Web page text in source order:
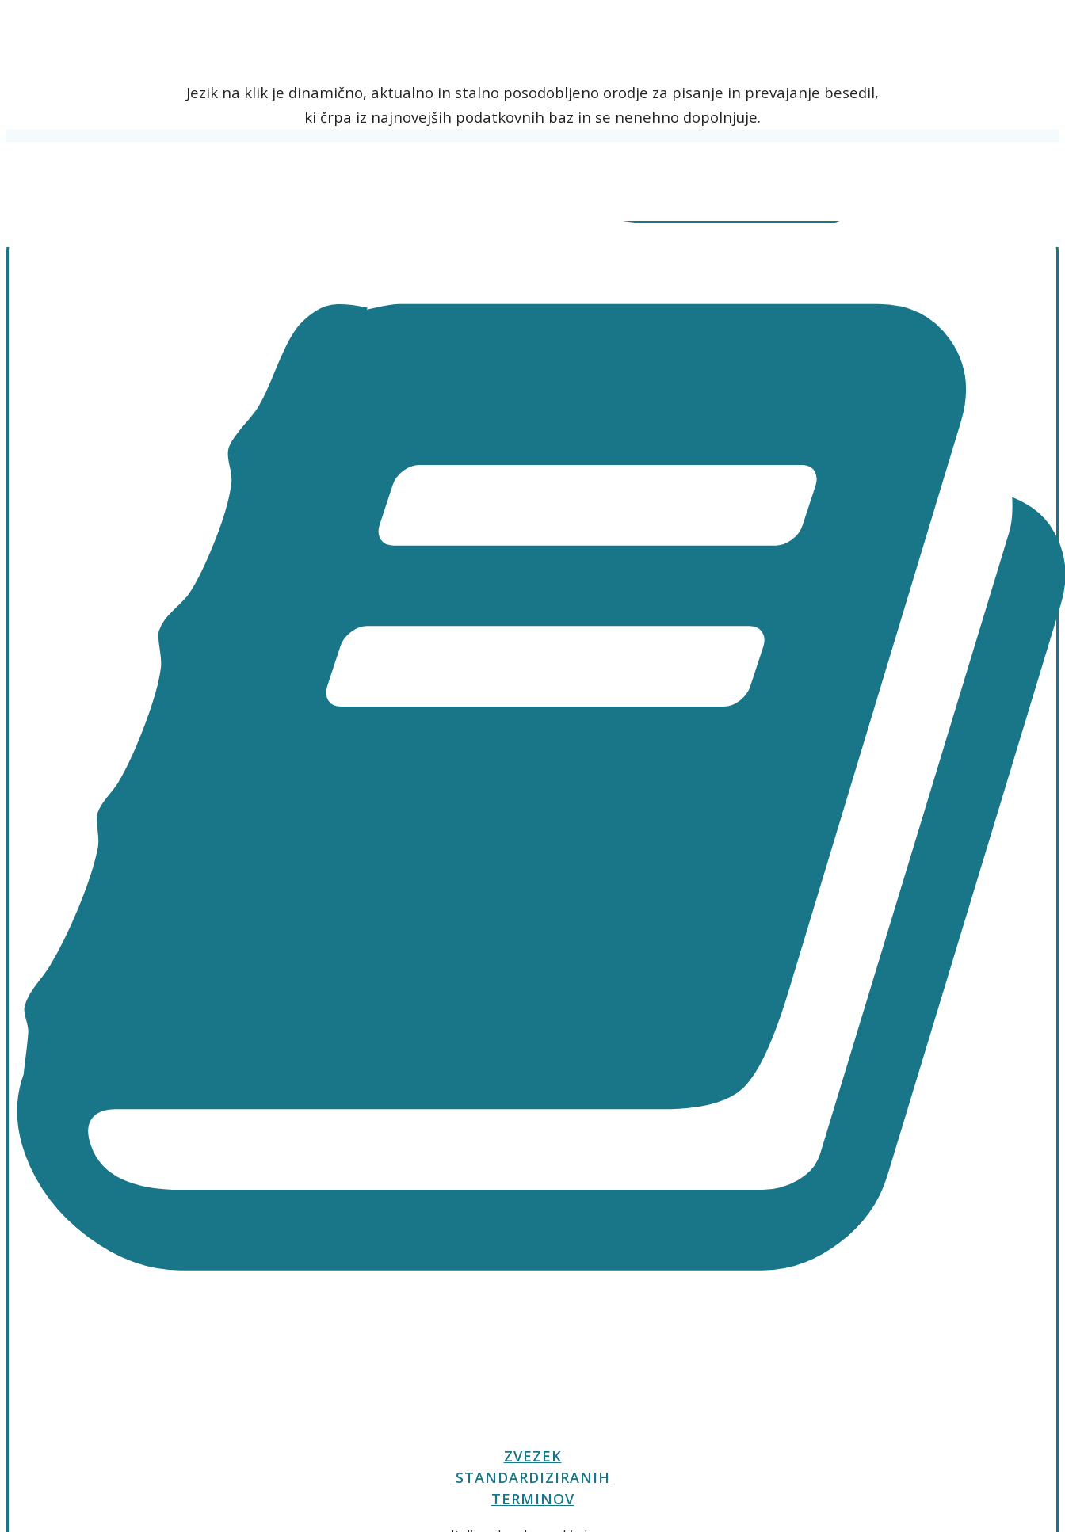
Jezik na klik je dinamično, aktualno in stalno posodobljeno orodje za pisanje in prevajanje besedil,
ki črpa iz najnovejših podatkovnih baz in se nenehno dopolnjuje.
ZVEZEK
STANDARDIZIRANIH
TERMINOV